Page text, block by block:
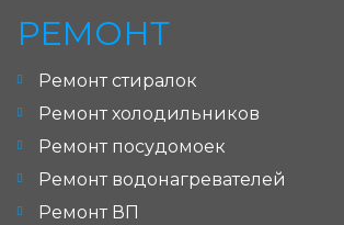
РЕМОНТ
Ремонт стиралок
Ремонт холодильников
Ремонт посудомоек
Ремонт водонагревателей
Ремонт ВП